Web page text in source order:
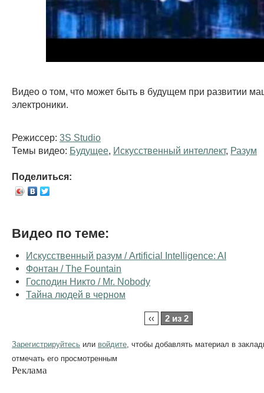
Видео о том, что может быть в будущем при развитии
электроники.
Режиссер: 3S Studio
Темы видео: Будущее Искусственный интеллект, Разум
Поделиться:
Видео по теме:
Искусственный разум / Artificial Intelligence: AI
Фонтан / The Fountain
Господин Никто / Mr. Nobody
Тайна людей в черном
‹‹ 2 из 2
Зарегистрируйтесь или войдите , чтобы добавлять материал в
отмечать его просмотренным
Реклама